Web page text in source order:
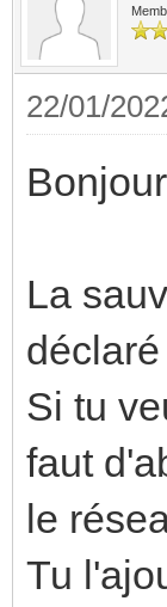
22/01/
La
Si tu
faut
le
Tu